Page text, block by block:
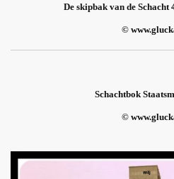
De skipbak van de
©
Schachtbok
©